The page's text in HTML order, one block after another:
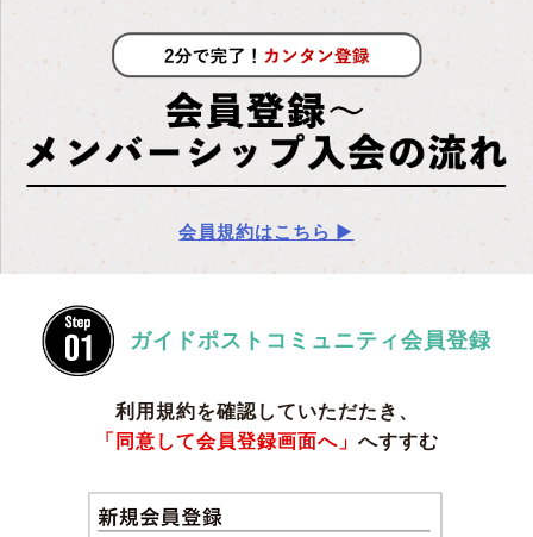
会員規約はこちら ▶
ガイドポストコミュニティ会員登録
利用規約を確認していただたき、
「同意して会員登録画面へ」 へすすむ